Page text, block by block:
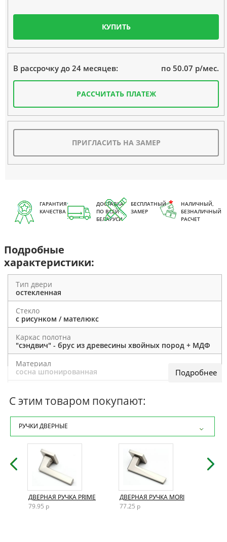
КУПИТЬ
В рассрочку до 24 месяцев: по 50.07 р/мес.
РАССЧИТАТЬ ПЛАТЕЖ
ПРИГЛАСИТЬ НА ЗАМЕР
ГАРАНТИЯ
КАЧЕСТВА
ДОСТАВКА
ПО ВСЕЙ
БЕЛАРУСИ
БЕСПЛАТНЫЙ
ЗАМЕР
НАЛИЧНЫЙ,
БЕЗНАЛИЧНЫЙ
РАСЧЕТ
Подробные
характеристики:
Тип двери
остекленная
Стекло
с рисунком / мателюкс
Каркас полотна
"сэндвич" - брус из древесины хвойных пород + МДФ
Материал
сосна шпонированная
шпон дуба
Толщина полотна
40 мм
Дополнительно
возможно изготовление нестандартных размеров
Размеры двери
200×40 / 200×60 / 200×70 / 200×80 / 200×90
Способ открывания
Раздвижной / Распашной / Левый / Правый
С этим товаром покупают:
РУЧКИ ДВЕРНЫЕ
ДВЕРНАЯ РУЧКА PRIME
79.95 р
ДВЕРНАЯ РУЧКА MORI
77.25 р